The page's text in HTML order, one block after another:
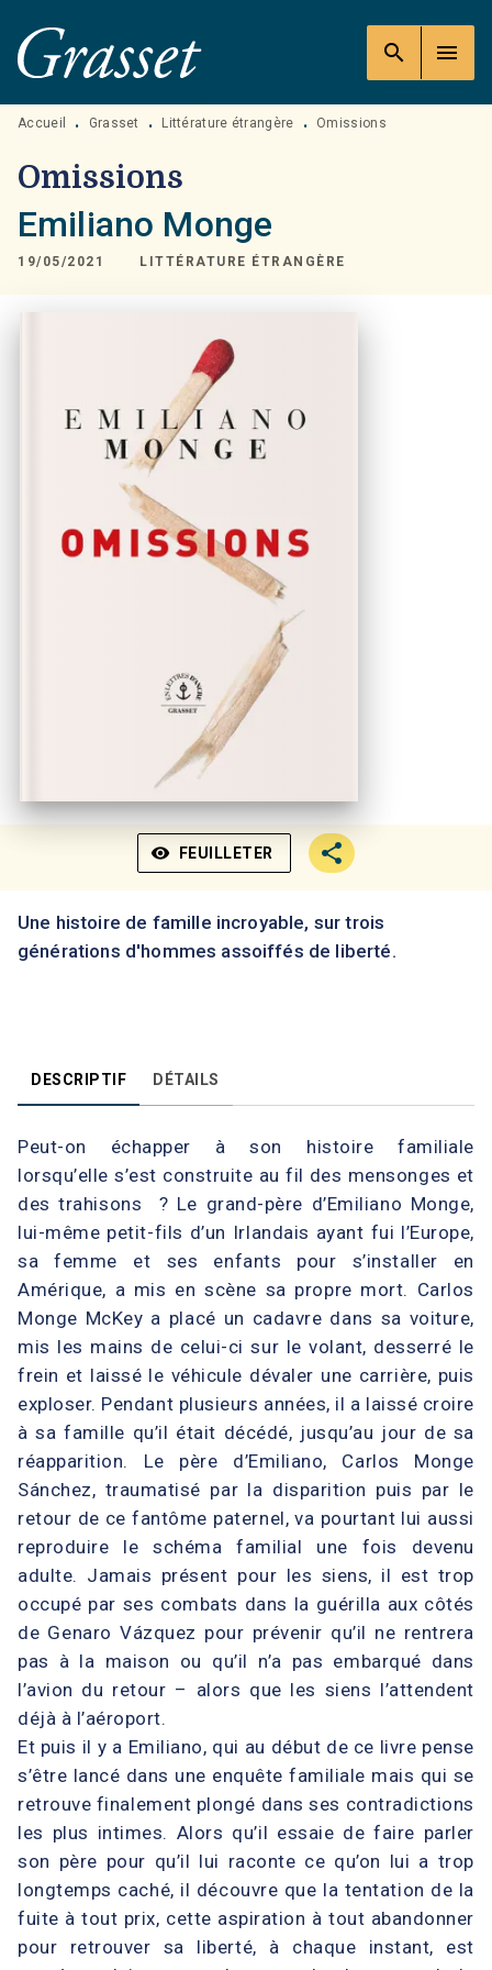
MENU RECHERCHE
PIED DE PAGE
search menu
Accueil • Grasset • Littérature étrangère • Omissions
Omissions
Emiliano Monge
19/05/2021 LITTÉRATURE ÉTRANGÈRE
visibility FEUILLETER
Une histoire de famille incroyable, sur trois
générations d'hommes assoiffés de liberté.
DESCRIPTIF DÉTAILS
Peut-on échapper à son histoire familiale
lorsqu’elle s’est construite au fil des mensonges et
des trahisons ? Le grand-père d’Emiliano Monge,
lui-même petit-fils d’un Irlandais ayant fui l’Europe,
sa femme et ses enfants pour s’installer en
Amérique, a mis en scène sa propre mort. Carlos
Monge McKey a placé un cadavre dans sa voiture,
mis les mains de celui-ci sur le volant, desserré le
frein et laissé le véhicule dévaler une carrière, puis
exploser. Pendant plusieurs années, il a laissé croire
à sa famille qu’il était décédé, jusqu’au jour de sa
réapparition. Le père d’Emiliano, Carlos Monge
Sánchez, traumatisé par la disparition puis par le
retour de ce fantôme paternel, va pourtant lui aussi
reproduire le schéma familial une fois devenu
adulte. Jamais présent pour les siens, il est trop
occupé par ses combats dans la guérilla aux côtés
de Genaro Vázquez pour prévenir qu’il ne rentrera
pas à la maison ou qu’il n’a pas embarqué dans
l’avion du retour – alors que les siens l’attendent
déjà à l’aéroport.
Et puis il y a Emiliano, qui au début de ce livre pense
s’être lancé dans une enquête familiale mais qui se
retrouve finalement plongé dans ses contradictions
les plus intimes. Alors qu’il essaie de faire parler
son père pour qu’il lui raconte ce qu’on lui a trop
longtemps caché, il découvre que la tentation de la
fuite à tout prix, cette aspiration à tout abandonner
pour retrouver sa liberté, à chaque instant, est